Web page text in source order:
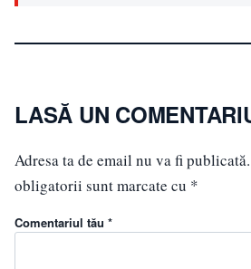
LASĂ UN
Adresa ta de email nu va fi publicată.
obligatorii sunt marcate cu *
Comentariul tău *